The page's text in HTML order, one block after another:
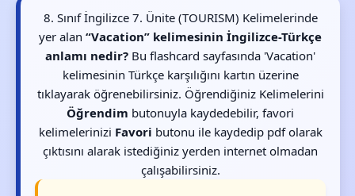
8. Sınıf İngilizce 7. Ünite (TOURISM) Kelimelerinde
yer alan“Vacation” kelimesinin İngilizce-Türkçe
anlamı nedir? Bu flashcard sayfasında 'Vacation'
kelimesinin Türkçe karşılığını kartın üzerine
tıklayarak öğrenebilirsiniz. Öğrendiğiniz Kelimelerini
Öğrendim butonuyla kaydedebilir, favori
kelimelerinizi Favori butonu ile kaydedip pdf olarak
çıktısını alarak istediğiniz yerden internet olmadan
çalışabilirsiniz.